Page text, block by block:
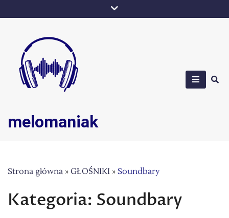
to
melomaniak
Strona główna » GŁOŚNIKI » Soundbary
Kategoria: Soundbary